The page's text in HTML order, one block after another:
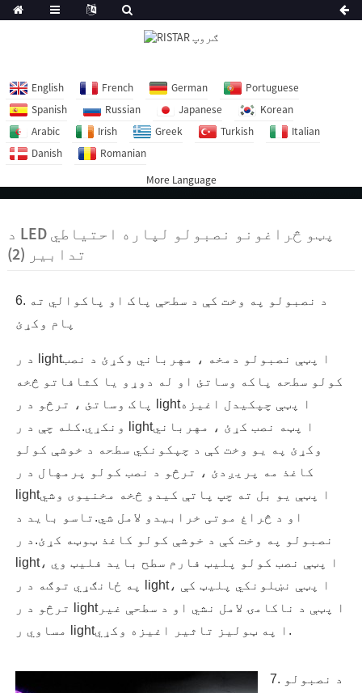
English French German
Portuguese
Spanish
Russian Japanese
Korean
Arabic
Irish Greek Turkish
Italian
Danish
Romanian
More Language
د LED پټو څراغونو نصبولو لپاره احتیاطي
تدابیر (2)
6. د نصبولو په وخت کې د سطحې پاک او پاکوالي ته
پام وکړئ
د ر lightا پټې نصبولو دمخه ، مهرباني وکړئ د نصب
کولو سطحه پاکه وساتئ او له دوړو یا کثافاتو څخه
پاک وساتئ ، ترڅو د ر lightا پټې چپکیدل اغیزه
ونکړي.کله چې د ر lightا پټه نصب کړئ ، مهرباني
وکړئ په یو وخت کې د چپکونکي سطحه د خوشې کولو
کاغذ مه پریږدئ ، ترڅو د نصب کولو پرمهال د ر
lightا پټې یو بل ته چپ پاتې کیدو څخه مخنیوی وشي
او د څراغ موتی خرابیدو لامل شي.تاسو باید د
نصبولو په وخت کې د خوشې کولو کاغذ ټوټه کړئ.د ر
lightا پټې نصب کولو پلیټ فارم سطح باید فلیټ وي ،
په ځانګړي توګه د ر lightا پټې نښلونکي پلیټ کې ،
ترڅو د ر lightا پټې د ناکامۍ لامل نشي او د سطحې غیر
مساوي ر lightا په ټولیز تاثیر اغیزه وکړي.
7. د نصبولو